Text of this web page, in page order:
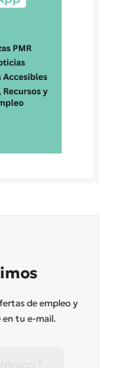
de empleo y
tu e-mail.